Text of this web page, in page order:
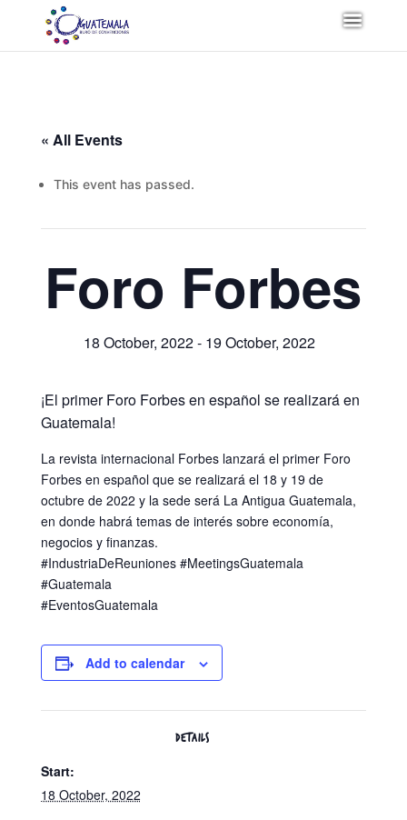
« All Events
This event has passed.
Foro Forbes
18 October, 2022- 19 October, 2022
¡El primer Foro Forbes en español se realizará en
Guatemala!
La revista internacional Forbes lanzará el primer Foro
Forbes en español que se realizará el 18 y 19 de
octubre de 2022 y la sede será La Antigua Guatemala,
en donde habrá temas de interés sobre economía,
negocios y finanzas.
#IndustriaDeReuniones #MeetingsGuatemala
#Guatemala
#EventosGuatemala
Add to calendar
DETAILS
Start:
18 October, 2022